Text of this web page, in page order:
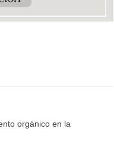
orgánico en la